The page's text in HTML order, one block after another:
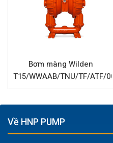
Khả năng chống ăn
bằng nhôm kết hợp với
trong môi trường hóa
dài tuổi thọ thiết bị.
nhớt khác nhau, bao
chất rắn có kích thước
Bơm màng Wilden
T15/WWAAB/TNU/TF/ATF/
Về HNP PUMP